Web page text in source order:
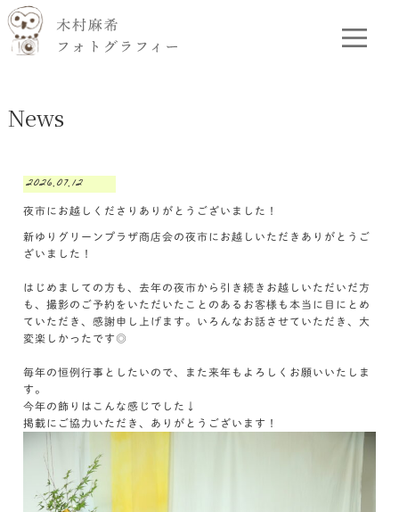
News
2026.07.12
夜市にお越しくださりありがとうございました！
新ゆりグリーンプラザ商店会の夜市にお越しいただきありがとうご
ざいました！
はじめましての方も、去年の夜市から引き続きお越しいただいだ方
も、撮影のご予約をいただいたことのあるお客様も本当に目にとめ
ていただき、感謝申し上げます。いろんなお話させていただき、大
変楽しかったです◎
毎年の恒例行事としたいので、また来年もよろしくお願いいたしま
す。
今年の飾りはこんな感じでした↓
掲載にご協力いただき、ありがとうございます！